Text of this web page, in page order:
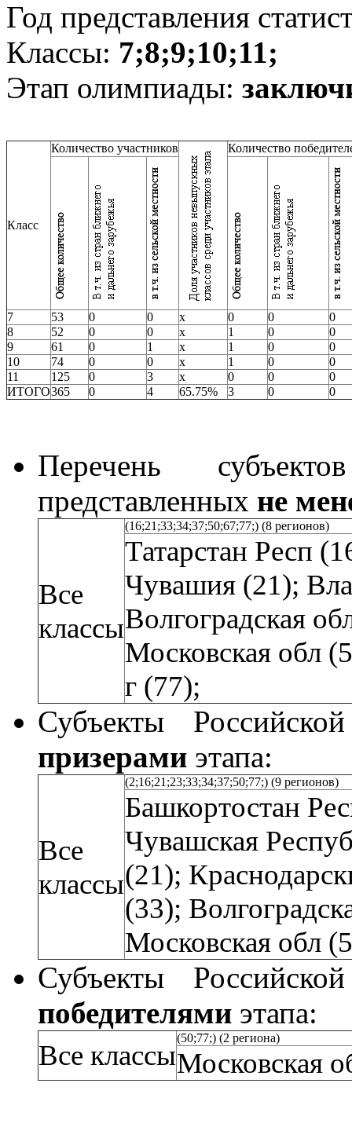
Год представления
Классы: 7;8;9;10;11;
Этап олимпиады:
Класс
Количество участников Количество
7 53 0 0 х 0 0
0
8
52 0 0 х 1 0
0
9
61 0 1 х 1 0
0
10
74 0 0 х 1 0
0
11
125 0 3 х 0 0
0
ИТОГО365 0 4 65.75% 3 0 0
Перечень
представленных не
Все
классы
(16;21;33;34;37;50;67;77;) (8 регионов)
Татарстан Респ
Чувашия (21);
Волгоградская
Московская обл
г (77);
Субъекты
призерами этапа:
Все
классы
(2;16;21;23;33;34;37;50;77;) (9 регионов)
Башкортостан
Чувашская
(21);
(33);
Московская обл
Субъекты
победителями этапа:
Все классы
(50;77;) (2 региона)
Московская